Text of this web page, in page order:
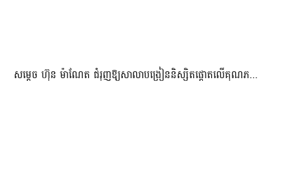
សម្តេច ហ៊ុន ម៉ាណែត ជំរុញឱ្យសាលាបង្រៀននិស្សិតផ្តោតលើគុណភ...